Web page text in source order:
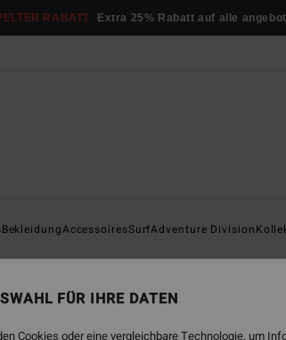
RABATT Extra 25% Rabatt auf alle
BekleidungAccessoiresSurfAdventure Division
FÜR IHRE DATEN
Cookies oder eine vergleichbare Technologie, um